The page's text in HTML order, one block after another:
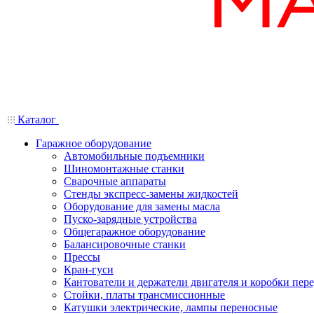
Каталог
Гаражное оборудование
Автомобильные подъемники
Шиномонтажные станки
Сварочные аппараты
Стенды экспресс-замены жидкостей
Оборудование для замены масла
Пуско-зарядные устройства
Общегаражное оборудование
Балансировочные станки
Прессы
Кран-гуси
Кантователи и держатели двигателя и коробки
Стойки, платы трансмиссионные
Катушки электрические, лампы переносные